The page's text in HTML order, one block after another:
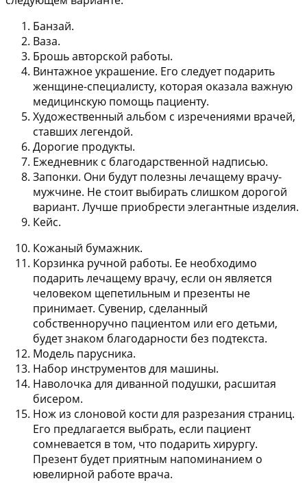
Банзай.
Ваза.
Брошь авторской работы.
Винтажное украшение. Его следует подарить
женщине-специалисту, которая оказала важную
медицинскую помощь пациенту.
Художественный альбом с изречениями врачей,
ставших легендой.
Дорогие продукты.
Ежедневник с благодарственной надписью.
Запонки. Они будут полезны лечащему врачу-
мужчине. Не стоит выбирать слишком дорогой
вариант. Лучше приобрести элегантные изделия.
Кейс.
Кожаный бумажник.
Корзинка ручной работы. Ее необходимо
подарить лечащему врачу, если он является
человеком щепетильным и презенты не
принимает. Сувенир, сделанный
собственноручно пациентом или его детьми,
будет знаком благодарности без подтекста.
Модель парусника.
Набор инструментов для машины.
Наволочка для диванной подушки, расшитая
бисером.
Нож из слоновой кости для разрезания страниц.
Его предлагается выбрать, если пациент
сомневается в том, что подарить хирургу.
Презент будет приятным напоминанием о
ювелирной работе врача.